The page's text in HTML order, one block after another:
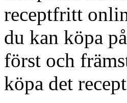
receptfritt
du kan köpa
först och
köpa det